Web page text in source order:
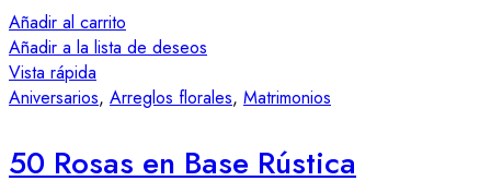
Añadir al carrito
Añadir a la lista de deseos
Vista rápida
Aniversarios, Arreglos florales, Matrimonios
50 Rosas en Base Rústica